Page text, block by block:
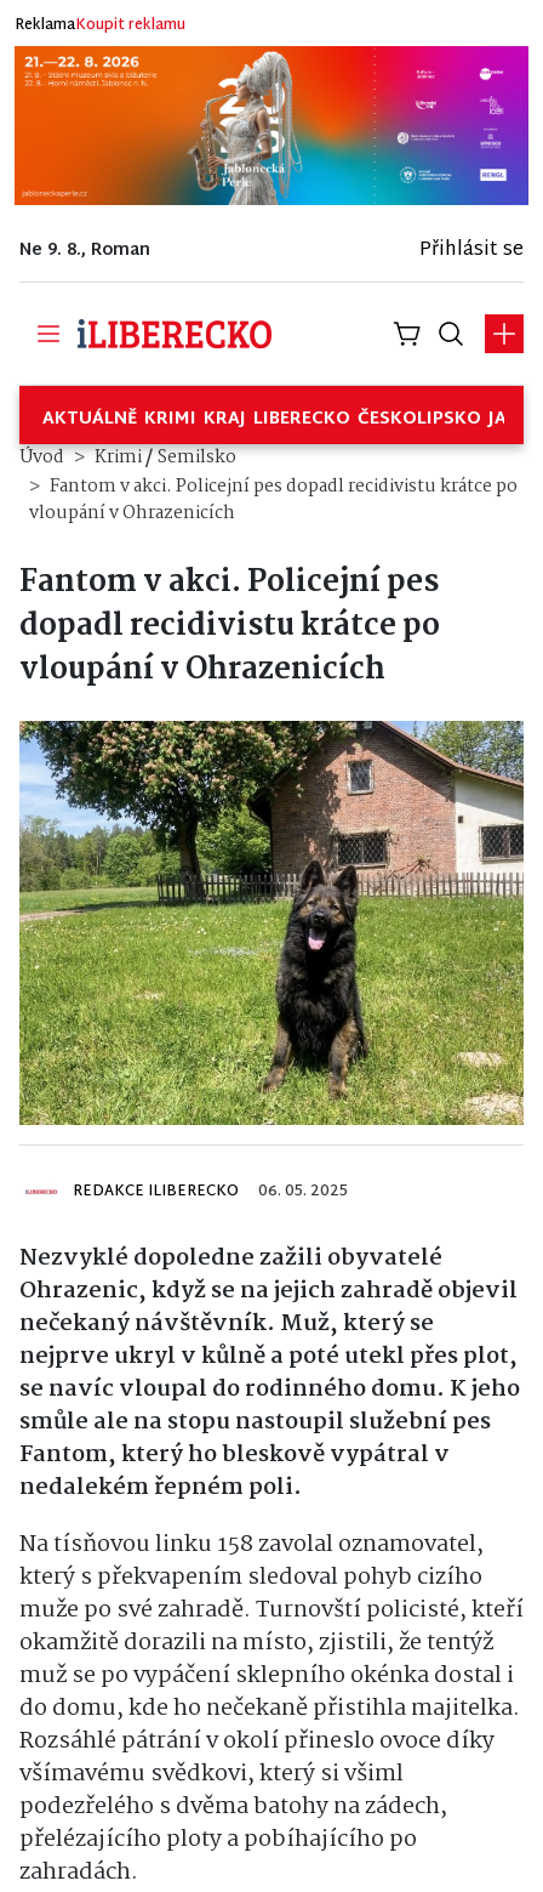
ReklamaKoupit reklamu
Ne 9. 8., Roman Přihlásit se
AKTUÁLNĚ KRIMI KRAJ LIBERECKO ČESKOLIPSKO
Úvod Krimi/Semilsko
Fantom v akci. Policejní pes dopadl recidivistu krátce po
vloupání v Ohrazenicích
Fantom v akci. Policejní pes
dopadl recidivistu krátce po
vloupání v Ohrazenicích
REDAKCE ILIBERECKO 06. 05. 2025
Nezvyklé dopoledne zažili obyvatelé
Ohrazenic, když se na jejich zahradě objevil
nečekaný návštěvník. Muž, který se
nejprve ukryl v kůlně a poté utekl přes plot,
se navíc vloupal do rodinného domu. K jeho
smůle ale na stopu nastoupil služební pes
Fantom, který ho bleskově vypátral v
nedalekém řepném poli.
Na tísňovou linku 158 zavolal oznamovatel,
který s překvapením sledoval pohyb cizího
muže po své zahradě. Turnovští policisté, kteří
okamžitě dorazili na místo, zjistili, že tentýž
muž se po vypáčení sklepního okénka dostal i
do domu, kde ho nečekaně přistihla majitelka.
Rozsáhlé pátrání v okolí přineslo ovoce díky
všímavému svědkovi, který si všiml
podezřelého s dvěma batohy na zádech,
přelézajícího ploty a pobíhajícího po
zahradách.